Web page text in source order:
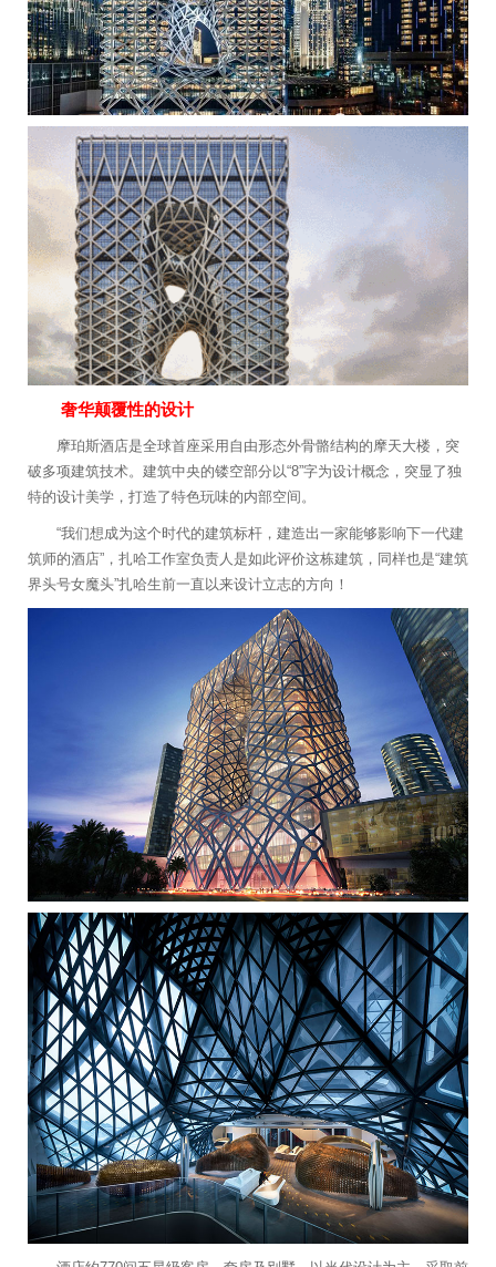
奢华颠覆性的设计
摩珀斯酒店是全球首座采用自由形态外骨骼结构的摩天大楼，突
破多项建筑技术。建筑中央的镂空部分以“8”字为设计概念，突显了独
特的设计美学，打造了特色玩味的内部空间。
“我们想成为这个时代的建筑标杆，建造出一家能够影响下一代建
筑师的酒店”，扎哈工作室负责人是如此评价这栋建筑，同样也是“建筑
界头号女魔头”扎哈生前一直以来设计立志的方向！